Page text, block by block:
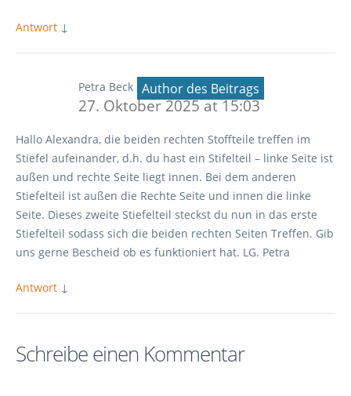
Antwort ↓
Petra Beck Author des Beitrags
27. Oktober 2025 at 15:03
Hallo Alexandra, die beiden rechten Stoffteile treffen im
Stiefel aufeinander, d.h. du hast ein Stifelteil – linke Seite ist
außen und rechte Seite liegt innen. Bei dem anderen
Stiefelteil ist außen die Rechte Seite und innen die linke
Seite. Dieses zweite Stiefelteil steckst du nun in das erste
Stiefelteil sodass sich die beiden rechten Seiten Treffen. Gib
uns gerne Bescheid ob es funktioniert hat. LG. Petra
Antwort ↓
Schreibe einen Kommentar